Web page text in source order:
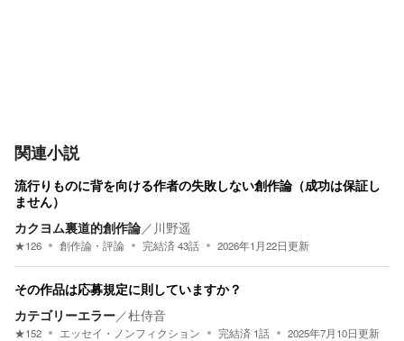
関連小説
流行りものに背を向ける作者の失敗しない創作論（成功は保証し
ません）
カクヨム裏道的創作論／ 川野遥
★126 創作論・評論 完結済43話 2026年1月22日更新
その作品は応募規定に則していますか？
カテゴリーエラー／杜侍音
★152 エッセイ・ノンフィクション 完結済 1話 2025年7月10日更新